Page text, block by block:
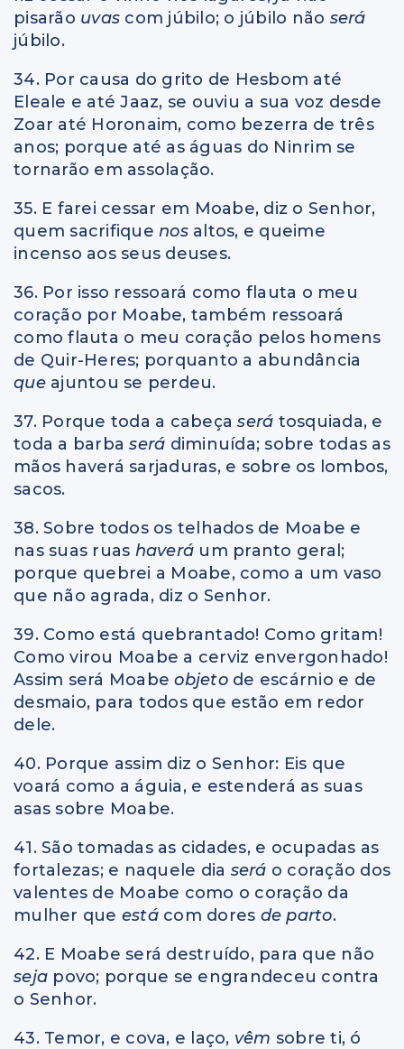
pisarão uvas com júbilo; o júbilo não será
júbilo.
34. Por causa do grito de Hesbom até
Eleale e até Jaaz, se ouviu a sua voz desde
Zoar até Horonaim, como bezerra de três
anos; porque até as águas do Ninrim se
tornarão em assolação.
35. E farei cessar em Moabe, diz o Senhor,
quem sacrifique nos altos, e queime
incenso aos seus deuses.
36. Por isso ressoará como flauta o meu
coração por Moabe, também ressoará
como flauta o meu coração pelos homens
de Quir-Heres; porquanto a abundância
que ajuntou se perdeu.
37. Porque toda a cabeçaserá tosquiada, e
toda a barbaserá diminuída; sobre todas as
mãos haverá sarjaduras, e sobre os lombos,
sacos.
38. Sobre todos os telhados de Moabe e
nas suas ruas haverá um pranto geral;
porque quebrei a Moabe, como a um vaso
que não agrada, diz o Senhor.
39. Como está quebrantado! Como gritam!
Como virou Moabe a cerviz envergonhado!
Assim será Moabeobjeto de escárnio e de
desmaio, para todos que estão em redor
dele.
40. Porque assim diz o Senhor: Eis que
voará como a águia, e estenderá as suas
asas sobre Moabe.
41. São tomadas as cidades, e ocupadas as
fortalezas; e naquele dia será o coração dos
valentes de Moabe como o coração da
mulher que está com dores de parto.
42. E Moabe será destruído, para que não
seja povo; porque se engrandeceu contra
o Senhor.
43. Temor, e cova, e laço, vêm sobre ti, ó